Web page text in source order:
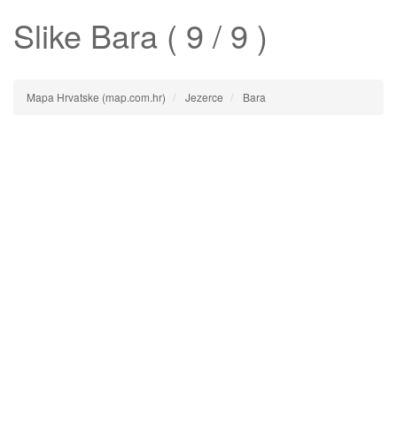
Slike Bara ( 9 / 9 )
Mapa Hrvatske (map.com.hr) Jezerce Bara